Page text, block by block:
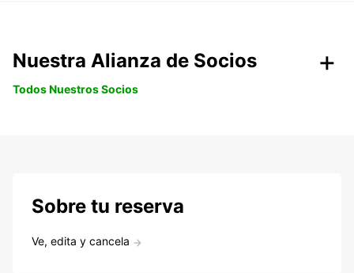
Nuestra Alianza de Socios
Todos Nuestros Socios
Sobre tu reserva
Ve, edita y cancela